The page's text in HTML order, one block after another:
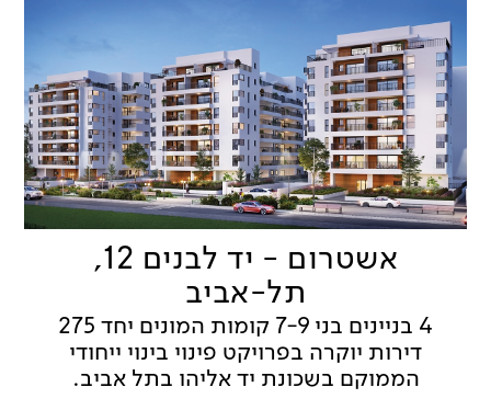
אשטרום - יד לבנים 12,
תל-אביב
4 בניינים בני 7-9 קומות המונים יחד 275
דירות יוקרה בפרויקט פינוי בינוי ייחודי
הממוקם בשכונת יד אליהו בתל אביב.